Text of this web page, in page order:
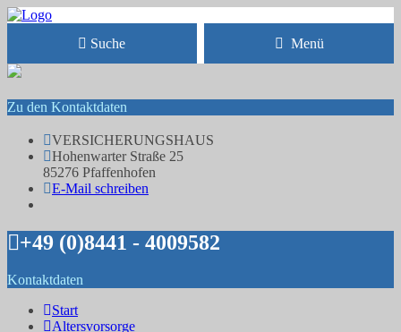
Suche Menü
Zu den Kontaktdaten
VERSICHERUNGSHAUS
Hohenwarter Straße 25
85276 Pfaffenhofen
E-Mail schreiben
+49 (0)8441 - 4009582
Kontaktdaten
Start
Altersvorsorge